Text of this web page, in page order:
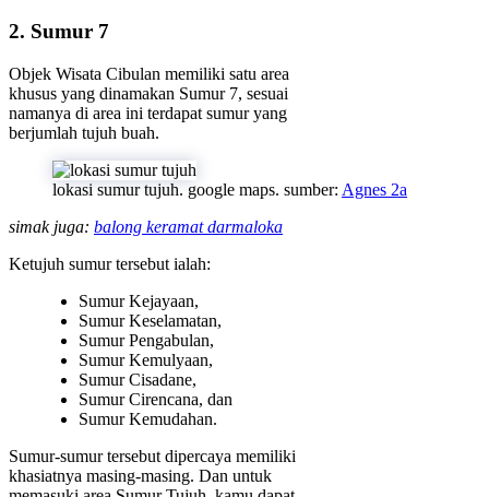
2. Sumur 7
Objek Wisata Cibulan memiliki satu area
khusus yang dinamakan Sumur 7, sesuai
namanya di area ini terdapat sumur yang
berjumlah tujuh buah.
lokasi sumur tujuh. google maps. sumber: Agnes 2a
simak juga: balong keramat darmaloka
Ketujuh sumur tersebut ialah:
Sumur Kejayaan,
Sumur Keselamatan,
Sumur Pengabulan,
Sumur Kemulyaan,
Sumur Cisadane,
Sumur Cirencana, dan
Sumur Kemudahan.
Sumur-sumur tersebut dipercaya memiliki
khasiatnya masing-masing. Dan untuk